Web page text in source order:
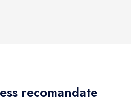
recomandate